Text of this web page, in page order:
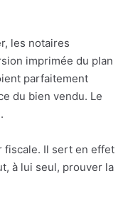
les notaires
imprimée du plan
parfaitement
du bien vendu. Le
fiscale. Il sert en effet
à lui seul, prouver la